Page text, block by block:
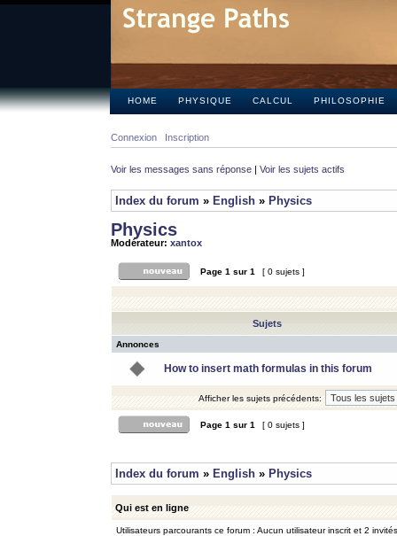
HOME PHYSIQUE CALCUL PHILOSOPHIE
Connexion Inscription
Voir les messages sans réponse | Voir les sujets actifs
Index du forum » English » Physics
Physics
Modérateur: xantox
Page 1 sur 1 [ 0 sujets ]
Sujets
Annonces
How to insert math formulas in this forum
Afficher les sujets précédents:
Page 1 sur 1 [ 0 sujets ]
Index du forum » English » Physics
Qui est en ligne
Utilisateurs parcourants ce forum : Aucun utilisateur inscrit et 2 invités